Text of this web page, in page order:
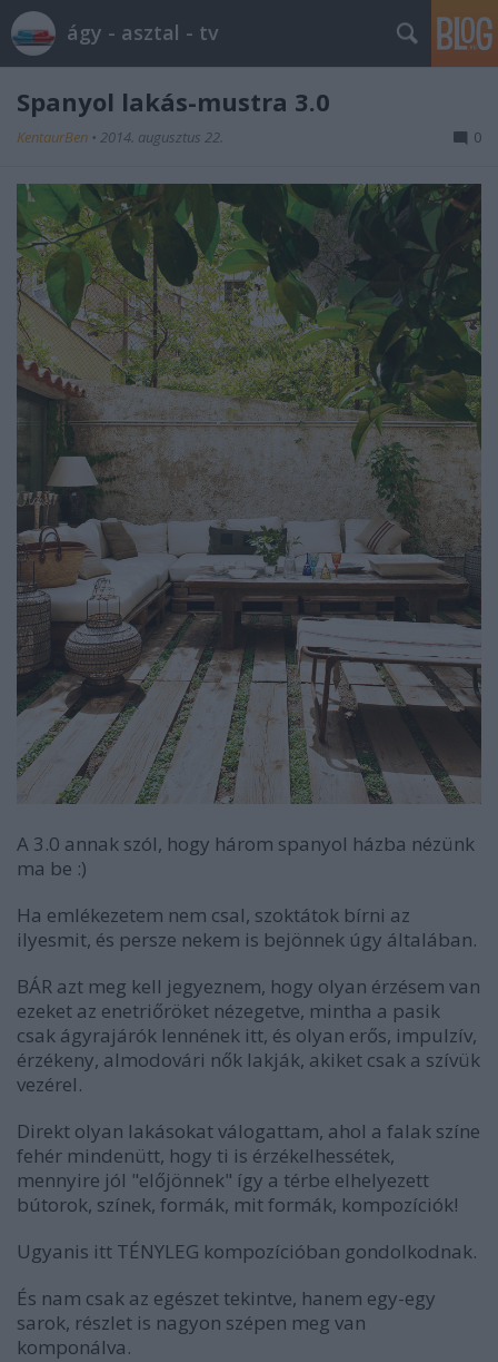
ágy - asztal - tv
Spanyol lakás-mustra 3.0
KentaurBen • 2014. augusztus 22. 0
A 3.0 annak szól, hogy három spanyol házba nézünk
ma be :)
Ha emlékezetem nem csal, szoktátok bírni az
ilyesmit, és persze nekem is bejönnek úgy általában.
BÁR azt meg kell jegyeznem, hogy olyan érzésem van
ezeket az enetriőröket nézegetve, mintha a pasik
csak ágyrajárók lennének itt, és olyan erős, impulzív,
érzékeny, almodovári nők lakják, akiket csak a szívük
vezérel.
Direkt olyan lakásokat válogattam, ahol a falak színe
fehér mindenütt, hogy ti is érzékelhessétek,
mennyire jól "előjönnek" így a térbe elhelyezett
bútorok, színek, formák, mit formák, kompozíciók!
Ugyanis itt TÉNYLEG kompozícióban gondolkodnak.
És nam csak az egészet tekintve, hanem egy-egy
sarok, részlet is nagyon szépen meg van
komponálva.